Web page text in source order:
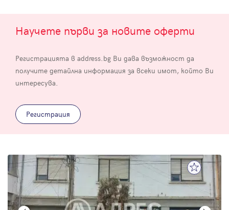
Научете първи за новите оферти
Регистрацията в address.bg Ви дава възможност да
получите детайлна информация за всеки имот, който Ви
интересува.
Регистрация